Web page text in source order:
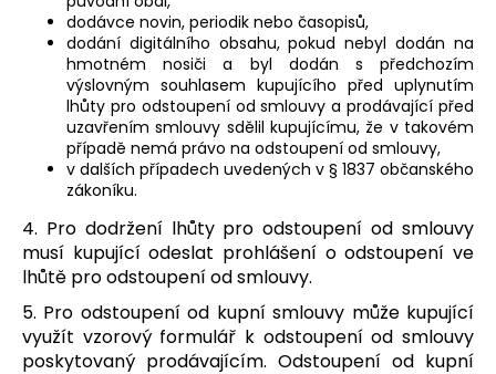
dodávce novin, periodik nebo časopisů,
dodání digitálního obsahu, pokud nebyl dodán na
hmotném nosiči a byl dodán s předchozím
výslovným souhlasem kupujícího před uplynutím
lhůty pro odstoupení od smlouvy a prodávající před
uzavřením smlouvy sdělil kupujícímu, že v takovém
případě nemá právo na odstoupení od smlouvy,
v dalších případech uvedených v § 1837 občanského
zákoníku.
4. Pro dodržení lhůty pro odstoupení od smlouvy
musí kupující odeslat prohlášení o odstoupení ve
lhůtě pro odstoupení od smlouvy.
5. Pro odstoupení od kupní smlouvy může kupující
využít vzorový formulář k odstoupení od smlouvy
poskytovaný prodávajícím. Odstoupení od kupní